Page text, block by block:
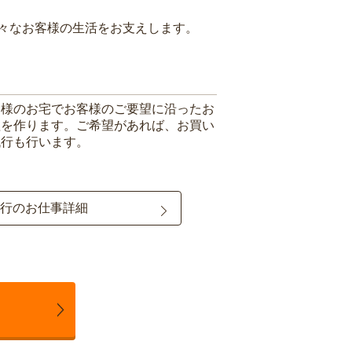
お客様の生活をお支えします。
のお宅でお客様のご要望に沿ったお
作ります。ご希望があれば、お買い
も行います。
のお仕事詳細